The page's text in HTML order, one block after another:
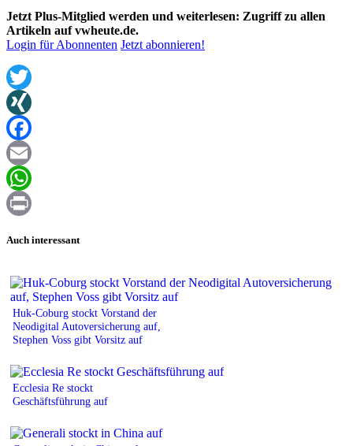
Jetzt Plus-Mitglied werden und weiterlesen: Zugriff zu allen
Artikeln auf vwheute.de.
Login für Abonnenten Jetzt abonnieren!
Twitter
XING
Facebook
Email
WhatsApp
Auch interessant
Huk-Coburg stockt Vorstand der
Neodigital Autoversicherung auf,
Stephen Voss gibt Vorsitz auf
Ecclesia Re stockt
Geschäftsführung auf